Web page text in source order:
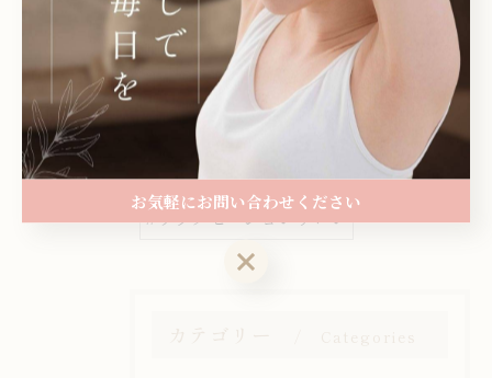
< 前のページ 一覧に戻る 次のページ >
関連タグ
#リラクゼーションサロン
お気軽にお問い合わせください
お気軽にお問い合わせください